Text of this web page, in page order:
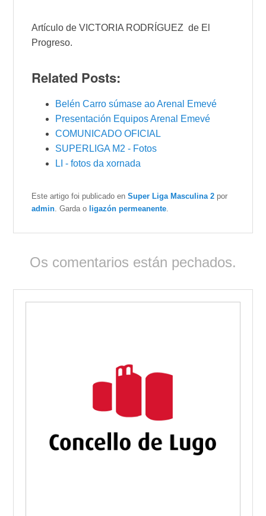
Artículo de VICTORIA RODRÍGUEZ de El
Progreso.
Related Posts:
Belén Carro súmase ao Arenal Emevé
Presentación Equipos Arenal Emevé
COMUNICADO OFICIAL
SUPERLIGA M2 - Fotos
LI - fotos da xornada
Este artigo foi publicado enSuper Liga Masculina 2 por
admin . Garda o ligazón permeanente
Os comentarios están pechados.